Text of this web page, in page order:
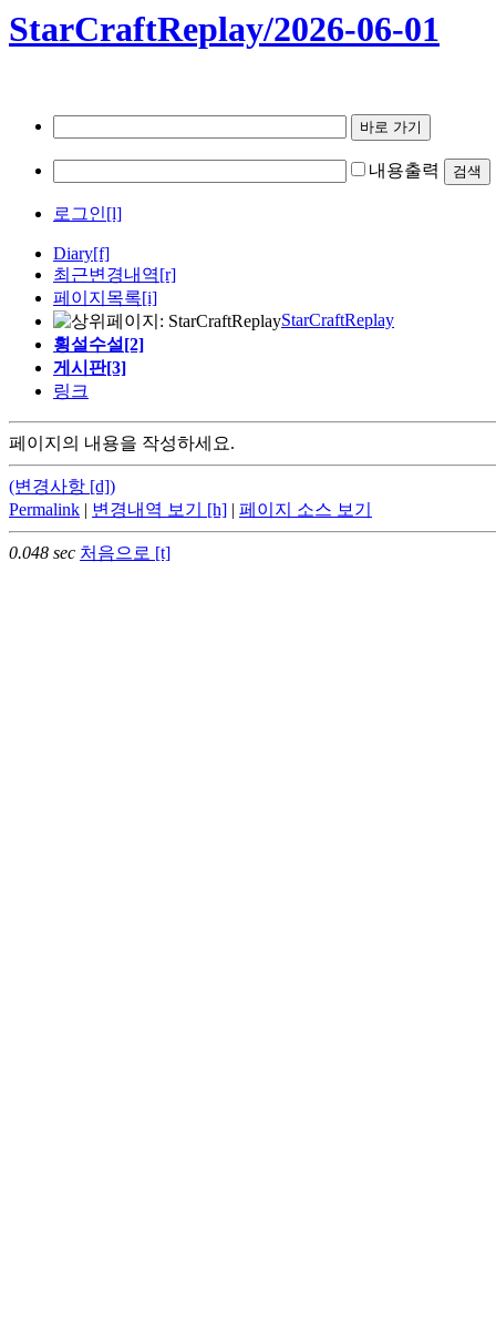
StarCraftReplay/2026-06-01
내용출력
로그인[l]
Diary[f]
최근변경내역[r]
페이지목록[i]
StarCraftReplay
횡설수설[2]
게시판[3]
링크
페이지의 내용을 작성하세요.
(변경사항 [d])
Permalink | 변경내역 보기 [h] | 페이지 소스 보기
0.048 sec 처음으로 [t]